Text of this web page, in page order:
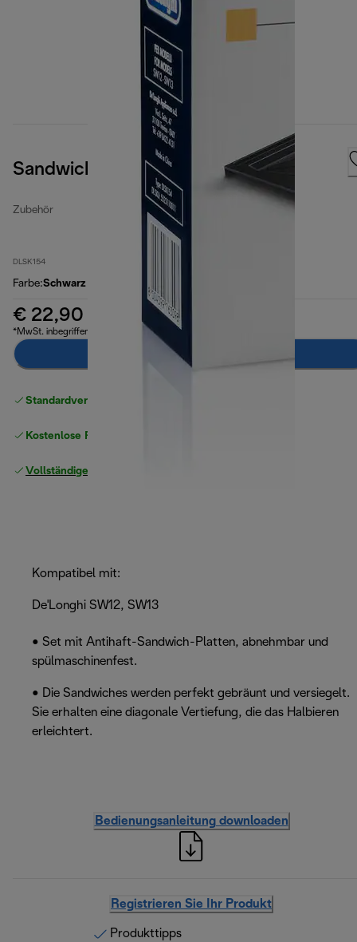
Sandwich plates
Zubehör
DLSK154
Farbe:Schwarz
€ 22,90
*MwSt. inbegriffen
Zum Warenkorb hinzufügen
Standardversand kostenlos
Kostenlose Rücksendungen
Vollständige Herstellergarantie
Kompatibel mit:
De'Longhi SW12, SW13
• Set mit Antihaft-Sandwich-Platten, abnehmbar und
spülmaschinenfest.
• Die Sandwiches werden perfekt gebräunt und versiegelt.
Sie erhalten eine diagonale Vertiefung, die das Halbieren
erleichtert.
Bedienungsanleitung downloaden
Registrieren Sie Ihr Produkt
Produkttipps